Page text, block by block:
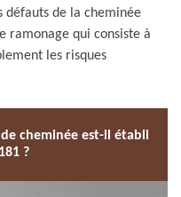
défauts de la cheminée
ramonage qui consiste à
les risques
cheminée est-il établi
?